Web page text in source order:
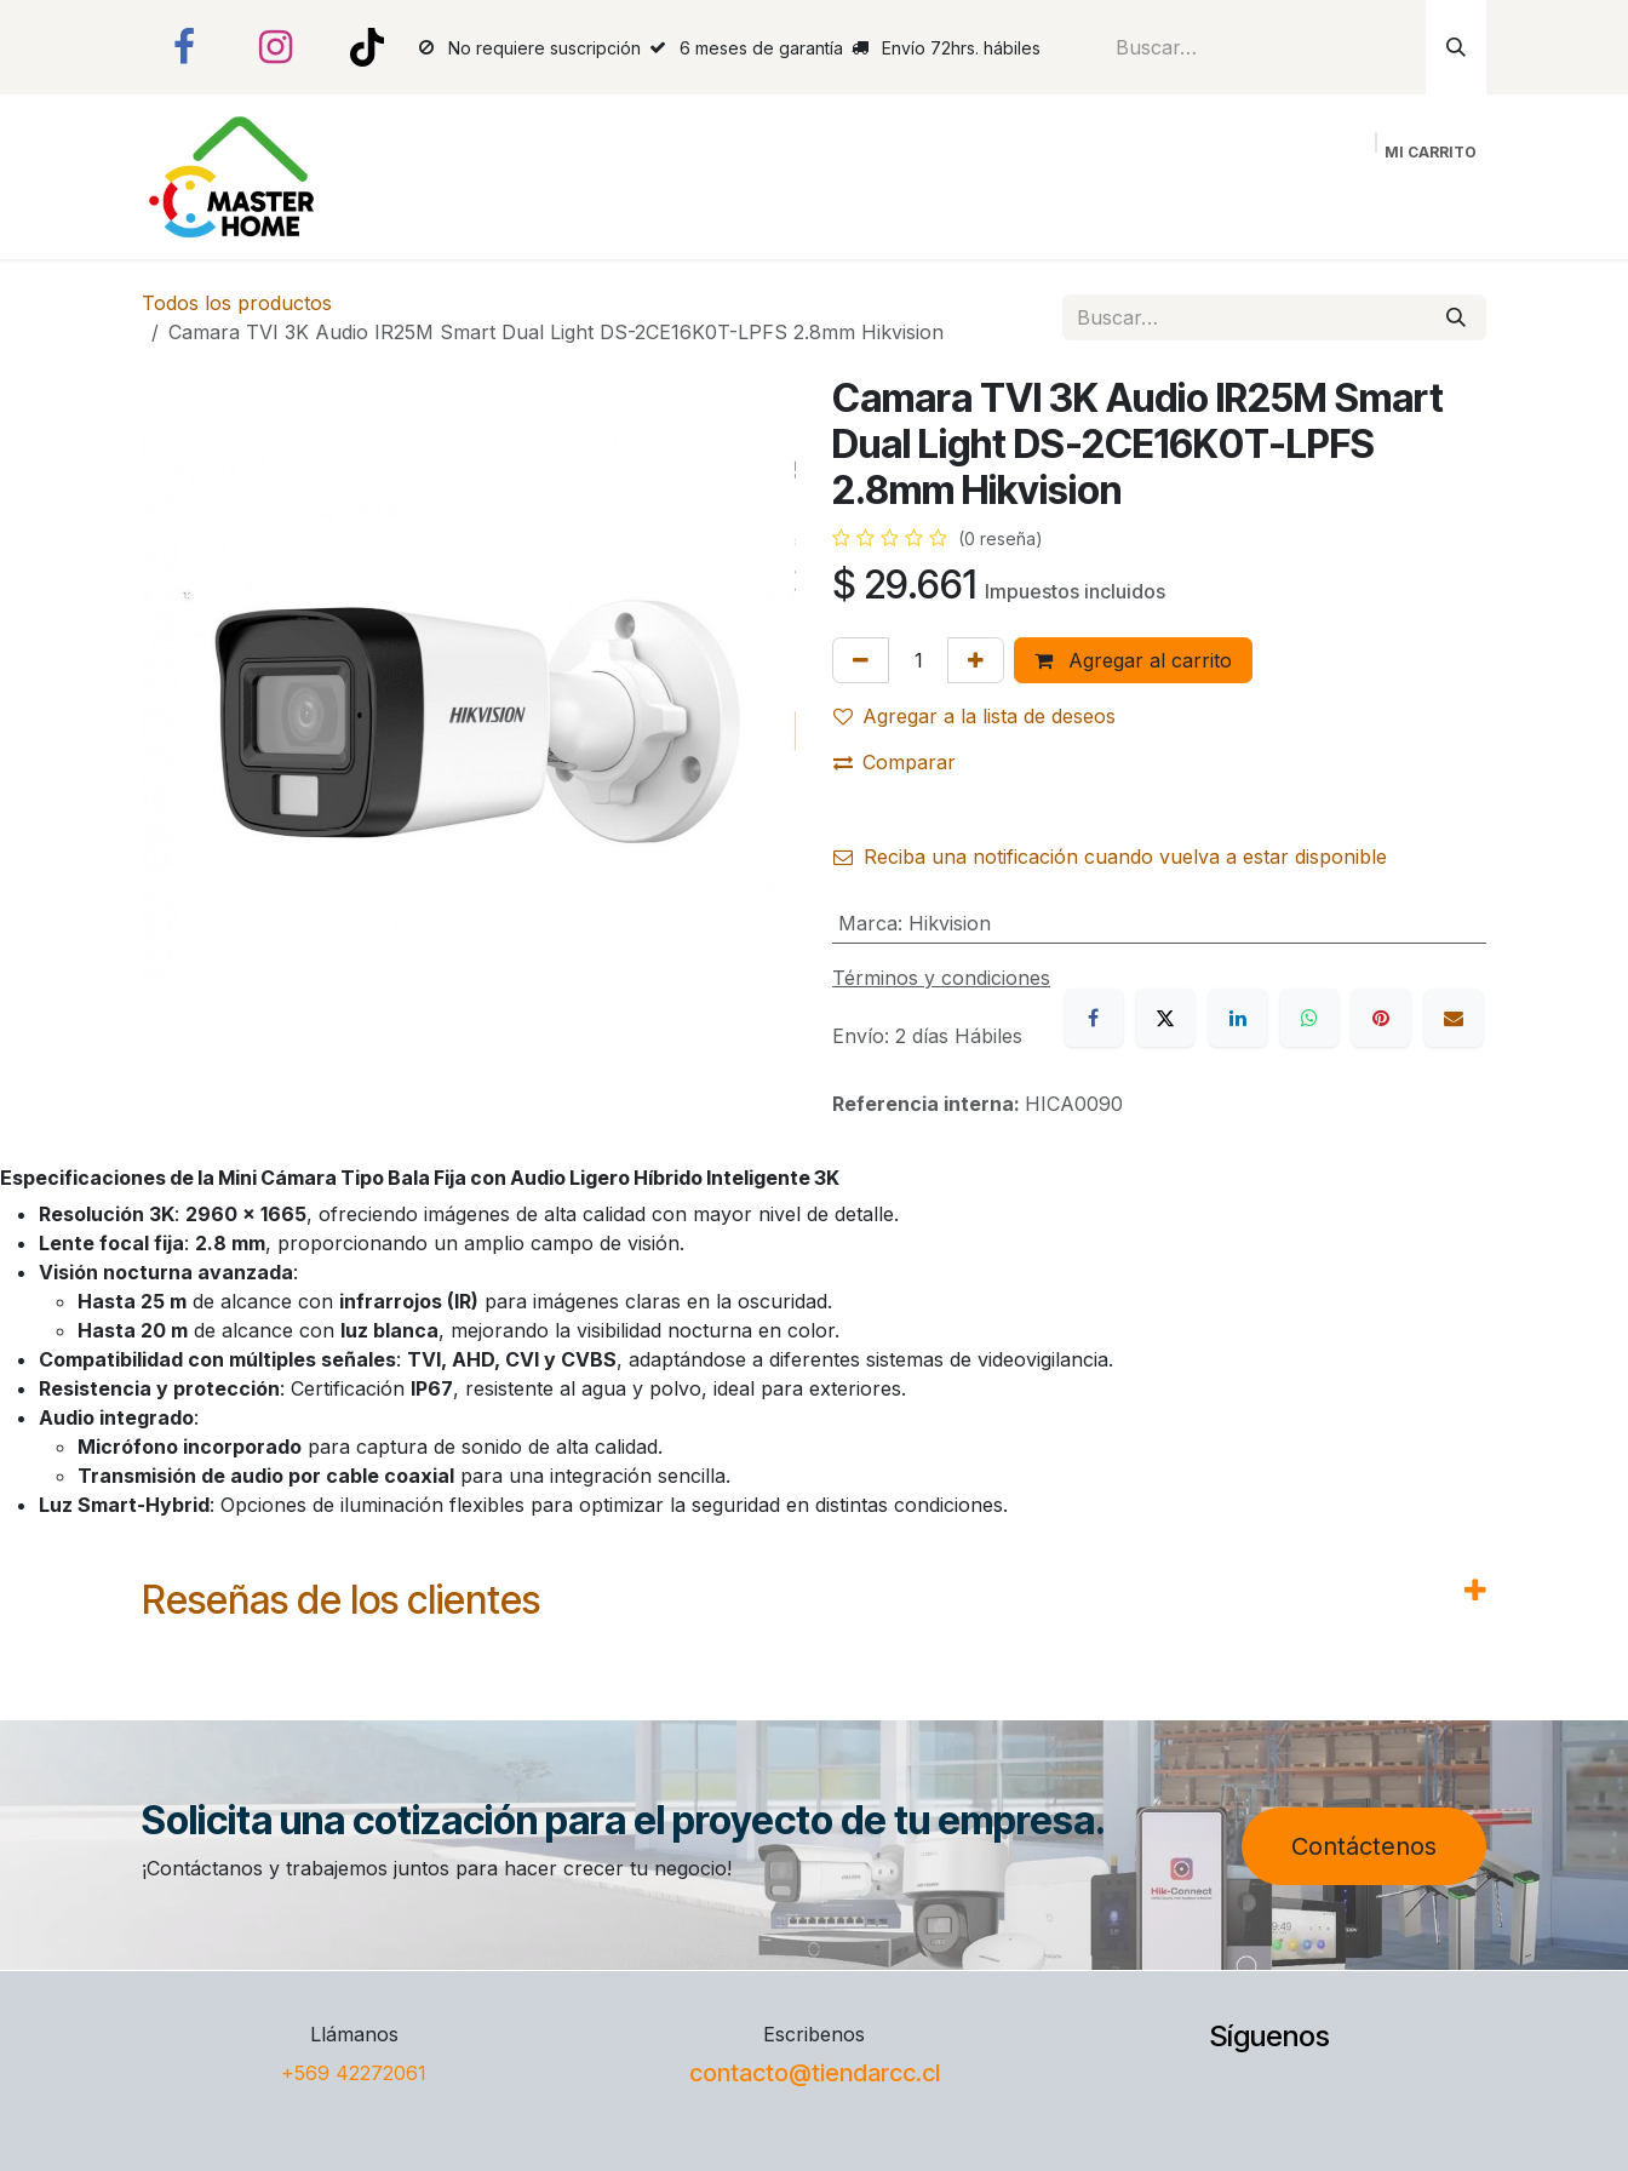
No requiere suscripción 6 meses de garantía Envío 72hrs. hábiles
MI CARRITO
Todos los productos
Camara TVI 3K Audio IR25M Smart Dual Light DS-2CE16K0T-LPFS 2.8mm Hikvision
Camara TVI 3K Audio IR25M Smart
Dual Light DS-2CE16K0T-LPFS
2.8mm Hikvision
(0 reseña)
$ 29.661 Impuestos incluidos
Agregar al carrito
Agregar a la lista de deseos
Comparar
Reciba una notificación cuando vuelva a estar disponible
Marca: Hikvision
Términos y condiciones
Envío: 2 días Hábiles
Referencia interna: HICA0090
Especificaciones de la Mini Cámara Tipo Bala Fija con Audio Ligero Híbrido Inteligente 3K
Resolución 3K: 2960 × 1665, ofreciendo imágenes de alta calidad con mayor nivel de detalle.
Lente focal fija: 2.8 mm, proporcionando un amplio campo de visión.
Visión nocturna avanzada:
Hasta 25 m de alcance con infrarrojos (IR) para imágenes claras en la oscuridad.
Hasta 20 m de alcance con luz blanca, mejorando la visibilidad nocturna en color.
Compatibilidad con múltiples señales: TVI, AHD, CVI y CVBS, adaptándose a diferentes sistemas de videovigilancia.
Resistencia y protección: Certificación IP67, resistente al agua y polvo, ideal para exteriores.
Audio integrado:
Micrófono incorporado para captura de sonido de alta calidad.
Transmisión de audio por cable coaxial para una integración sencilla.
Luz Smart-Hybrid: Opciones de iluminación flexibles para optimizar la seguridad en distintas condiciones.
Reseñas de los clientes
Solicita una cotización para el proyecto de tu empresa.
¡Contáctanos y trabajemos juntos para hacer crecer tu negocio!
Contáctenos
Llámanos
+569 42272061
Escribenos
contacto@tiendarcc.cl
Síguenos